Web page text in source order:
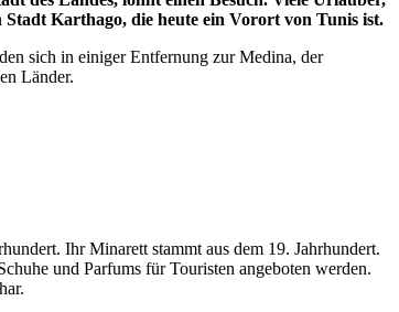
Karthago, die heute ein Vorort von Tunis ist.
sich in einiger Entfernung zur Medina, der
Länder.
Ihr Minarett stammt aus dem 19. Jahrhundert.
und Parfums für Touristen angeboten werden.